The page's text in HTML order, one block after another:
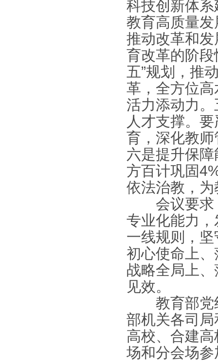
科技创新体
教育高质量
推动改革和
育改革的阶
五”规划，推
革，全方位
活力添动力
人才支撑。
育，深化教
六是提升保
方百计巩固
依法治教，
会议要求，
专业化能力
一线规则，
初心使命上
战略全局上
见效。
教育部党组
部机关各司
高校、合建
场和分会场